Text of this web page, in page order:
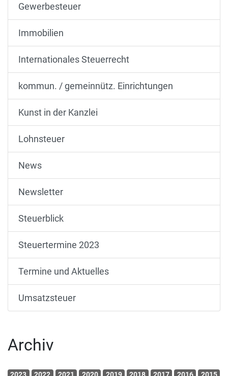
Gewerbesteuer
Immobilien
Internationales Steuerrecht
kommun. / gemeinnütz. Einrichtungen
Kunst in der Kanzlei
Lohnsteuer
News
Newsletter
Steuerblick
Steuertermine 2023
Termine und Aktuelles
Umsatzsteuer
Archiv
2023 2022 2021 2020 2019 2018 2017 2016 2015